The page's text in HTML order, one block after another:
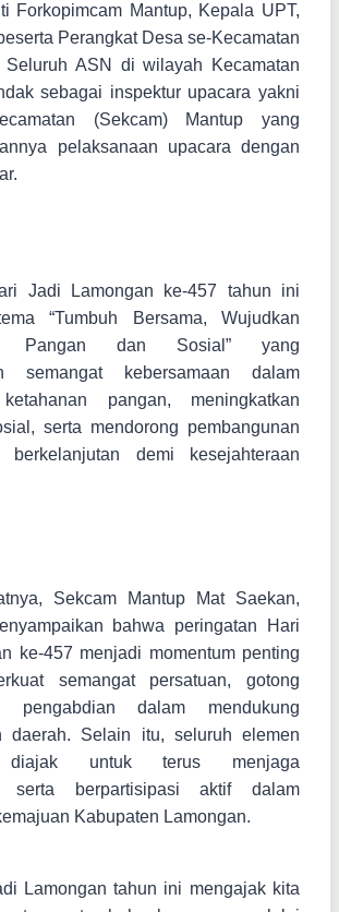
Forkopimcam Mantup, Kepala UPT,
Perangkat Desa se-Kecamatan
Seluruh ASN di wilayah Kecamatan
sebagai inspektur upacara yakni
(Sekcam) Mantup yang
pelaksanaan upacara dengan
Jadi Lamongan ke-457 tahun ini
“Tumbuh Bersama, Wujudkan
Pangan dan Sosial” yang
semangat kebersamaan dalam
pangan, meningkatkan
serta mendorong pembangunan
demi kesejahteraan
Sekcam Mantup Mat Saekan,
bahwa peringatan Hari
ke-457 menjadi momentum penting
semangat persatuan, gotong
pengabdian dalam mendukung
daerah. Selain itu, seluruh elemen
diajak untuk terus menjaga
serta berpartisipasi aktif dalam
Kabupaten Lamongan.
Lamongan tahun ini mengajak kita